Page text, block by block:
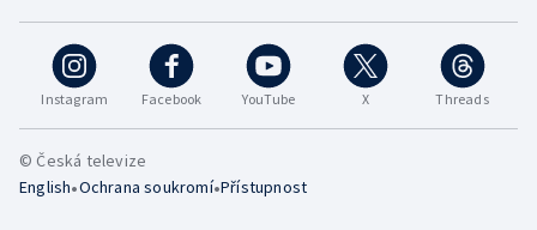
Instagram Facebook YouTube X Threads
© Česká televize
English•Ochrana soukromí•Přístupnost